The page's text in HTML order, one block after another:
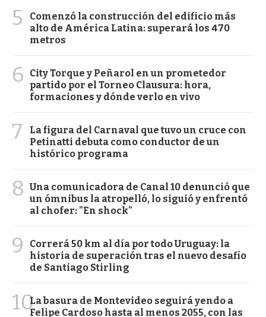
5
Comenzó la construcción del edificio más
alto de América Latina: superará los 470
metros
6
City Torque y Peñarol en un prometedor
partido por el Torneo Clausura: hora,
formaciones y dónde verlo en vivo
7
La figura del Carnaval que tuvo un cruce con
Petinatti debuta como conductor de un
histórico programa
8 Una comunicadora de Canal 10 denunció que
un ómnibus la atropelló, lo siguió y enfrentó
al chofer: "En shock"
9
Correrá 50 km al día por todo Uruguay: la
historia de superación tras el nuevo desafío
de Santiago Stirling
10La basura de Montevideo seguirá yendo a
Felipe Cardoso hasta al menos 2055, con las